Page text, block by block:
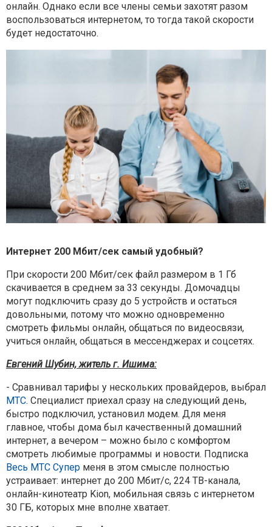
онлайн. Однако если все члены семьи захотят разом
воспользоваться интернетом, то тогда такой скорости
будет недостаточно.
Интернет 200 Мбит/сек самый удобный?
При скорости 200 Мбит/сек файл размером в 1 Гб
скачивается в среднем за 33 секунды. Домочадцы
могут подключить сразу до 5 устройств и остаться
довольными, потому что можно одновременно
смотреть фильмы онлайн, общаться по видеосвязи,
учиться онлайн, общаться в мессенджерах и соцсетях.
Евгений Шубин, житель г. Ишима:
- Сравнивал тарифы у нескольких провайдеров, выбрал
МТС. Специалист приехал сразу на следующий день,
быстро подключил, установил модем. Для меня
главное, чтобы дома был качественный домашний
интернет, а вечером – можно было с комфортом
смотреть любимые программы и новости. Подписка
Весь МТС Супер меня в этом смысле полностью
устраивает: интернет до 200 Мбит/с, 224 ТВ-канала,
онлайн-кинотеатр Kion, мобильная связь с интернетом
30 ГБ, которых мне вполне хватает.